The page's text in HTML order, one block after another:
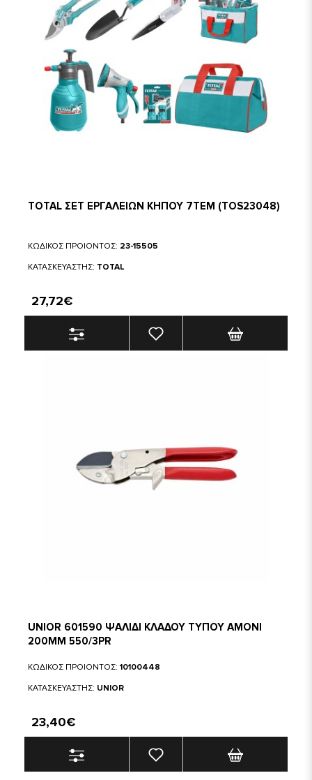
TOTAL ΣΕΤ ΕΡΓΑΛΕΙΩΝ ΚΗΠΟΥ 7ΤΕΜ (TOS23048)
ΚΩΔΙΚΟΣ ΠΡΟΙΟΝΤΟΣ: 23-15505
ΚΑΤΑΣΚΕΥΑΣΤΗΣ: TOTAL
27,72€
UNIOR 601590 ΨΑΛΙΔΙ ΚΛΑΔΟΥ ΤΥΠΟΥ ΑΜΟΝΙ
200MM 550/3PR
ΚΩΔΙΚΟΣ ΠΡΟΙΟΝΤΟΣ:10100448
ΚΑΤΑΣΚΕΥΑΣΤΗΣ: UNIOR
23,40€